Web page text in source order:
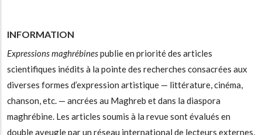
INFORMATION
Expressions maghrébinespublie en priorité des articles
scientifiques inédits à la pointe des recherches consacrées aux
diverses formes d’expression artistique — littérature, cinéma,
chanson, etc. — ancrées au Maghreb et dans la diaspora
maghrébine. Les articles soumis à la revue sont évalués en
double aveugle par un réseau international de lecteurs externes,